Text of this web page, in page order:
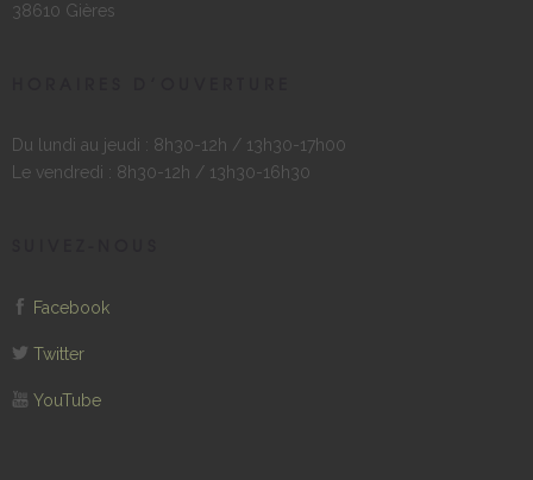
38610 Gières
Du lundi au jeudi : 8h30-12h / 13h30-17h00
Le vendredi : 8h30-12h / 13h30-16h30
Facebook
Twitter
YouTube